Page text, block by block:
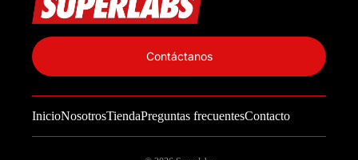
InicioNosotrosTiendaPreguntas frecuentesContacto
Contáctanos
Información de contacto
Política de reembolso
Términos del servicio
Política de envío